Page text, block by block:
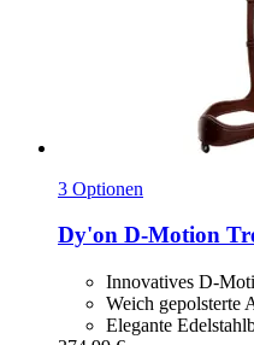
3 Optionen
Dy'on D-​Motion
Innovatives D-
Weich gepolsterte
Elegante